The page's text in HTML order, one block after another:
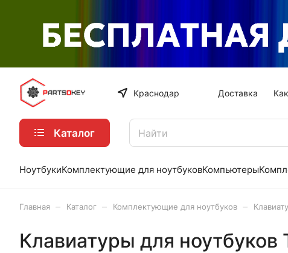
Краснодар Доставка
Каталог
НоутбукиКомплектующие для ноутбуковКомпьютеры
Главная Каталог Комплектующие для ноутбуков
Клавиатуры для ноутбуков